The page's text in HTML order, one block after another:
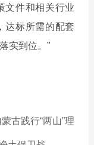
文件和相关行业
达标所需的配套
实到位。”
古践行“两山”理